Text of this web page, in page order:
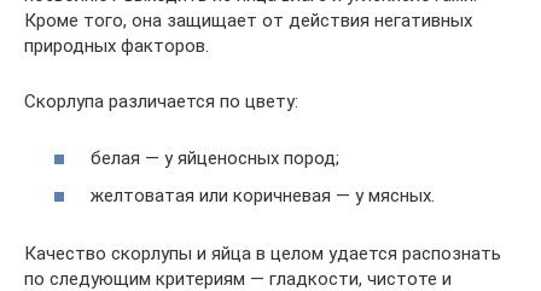
Кроме того, она защищает от действия негативных
природных факторов.
Скорлупа различается по цвету:
белая — у яйценосных пород;
желтоватая или коричневая — у мясных.
Качество скорлупы и яйца в целом удается распознать
по следующим критериям — гладкости, чистоте и